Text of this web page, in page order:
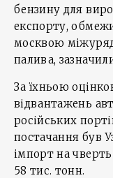
бензину для
експорту,
москвою
палива,
За їхньою
відвантажень
російських
постачання був
імпорт на
58 тис. тонн.